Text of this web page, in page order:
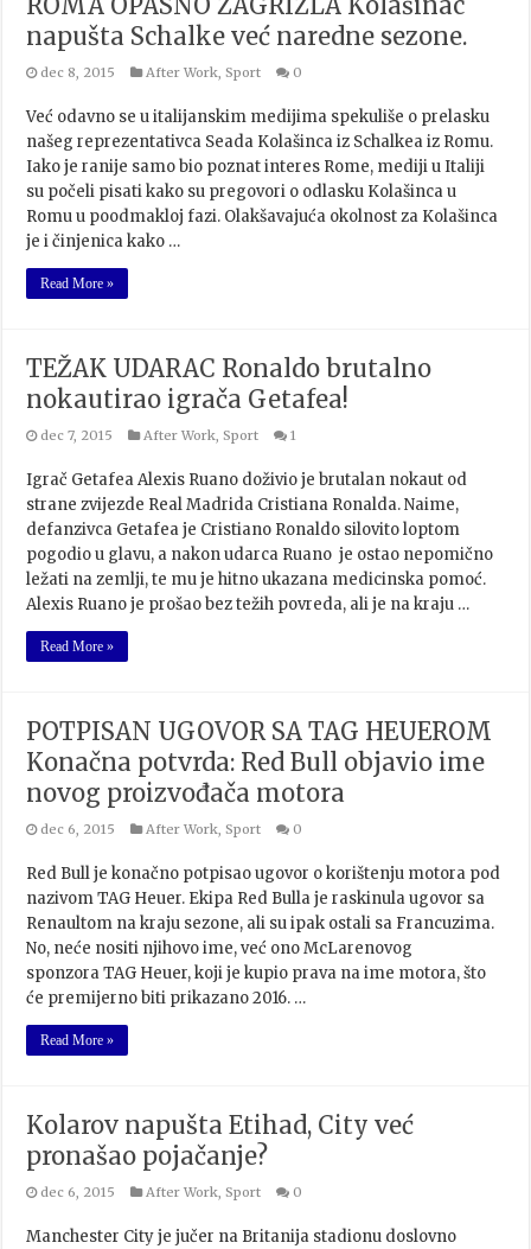
napušta Schalke već naredne sezone.
dec 8, 2015 After Work,Sport 0
Već odavno se u italijanskim medijima spekuliše o prelasku
našeg reprezentativca Seada Kolašinca iz Schalkea iz Romu.
Iako je ranije samo bio poznat interes Rome, mediji u Italiji
su počeli pisati kako su pregovori o odlasku Kolašinca u
Romu u poodmakloj fazi. Olakšavajuća okolnost za Kolašinca
je i činjenica kako …
Read More »
TEŽAK UDARAC Ronaldo brutalno
nokautirao igrača Getafea!
dec 7, 2015 After Work,Sport 1
Igrač Getafea Alexis Ruano doživio je brutalan nokaut od
strane zvijezde Real Madrida Cristiana Ronalda. Naime,
defanzivca Getafea je Cristiano Ronaldo silovito loptom
pogodio u glavu, a nakon udarca Ruano je ostao nepomično
ležati na zemlji, te mu je hitno ukazana medicinska pomoć.
Alexis Ruano je prošao bez težih povreda, ali je na kraju …
Read More »
POTPISAN UGOVOR SA TAG HEUEROM
Konačna potvrda: Red Bull objavio ime
novog proizvođača motora
dec 6, 2015 After Work,Sport 0
Red Bull je konačno potpisao ugovor o korištenju motora pod
nazivom TAG Heuer. Ekipa Red Bulla je raskinula ugovor sa
Renaultom na kraju sezone, ali su ipak ostali sa Francuzima.
No, neće nositi njihovo ime, već ono McLarenovog
sponzora TAG Heuer, koji je kupio prava na ime motora, što
će premijerno biti prikazano 2016. …
Read More »
Kolarov napušta Etihad, City već
pronašao pojačanje?
dec 6, 2015 After Work,Sport 0
Manchester City je jučer na Britanija stadionu doslovno